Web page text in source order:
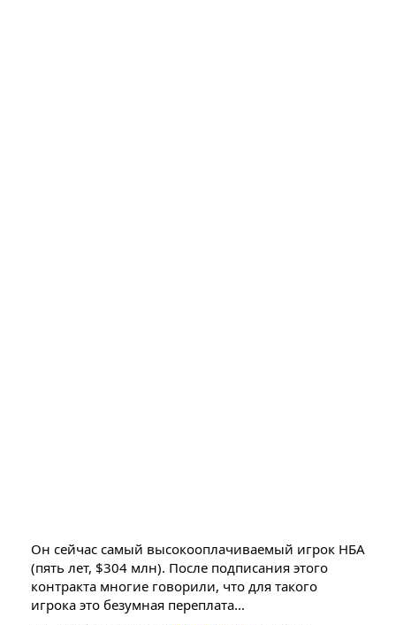
Он сейчас самый высокооплачиваемый игрок НБА
(пять лет, $304 млн). После подписания этого
контракта многие говорили, что для такого
игрока это безумная переплата...